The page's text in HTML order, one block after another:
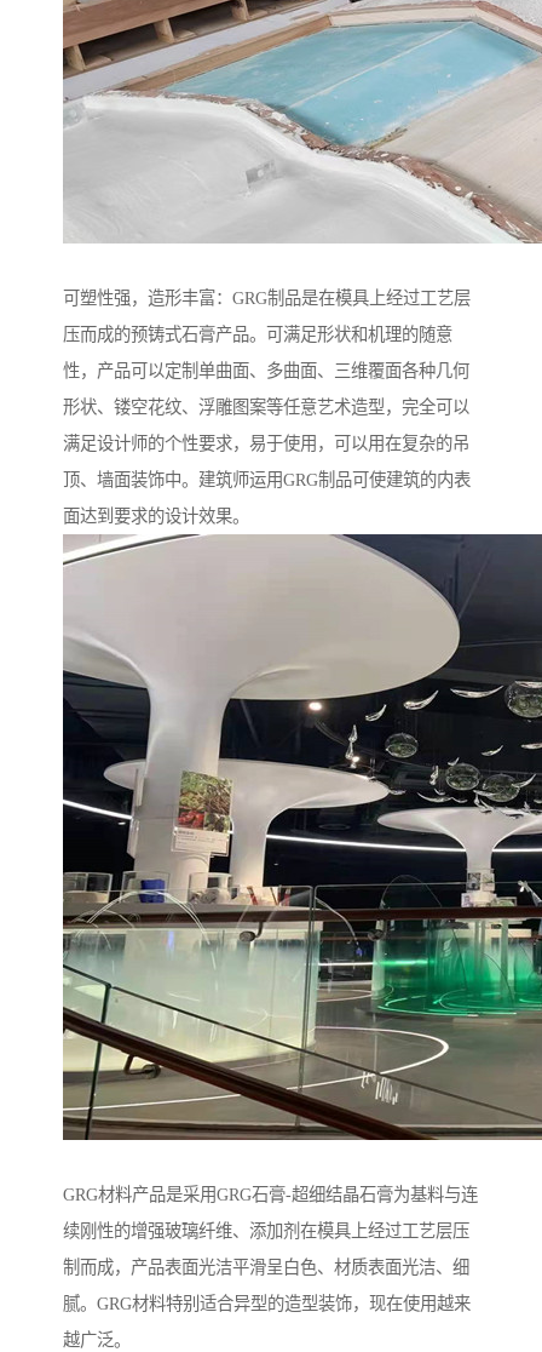
可塑性强，造形丰富：GRG制品是在模具上经过工艺层
压而成的预铸式石膏产品。可满足形状和机理的随意
性，产品可以定制单曲面、多曲面、三维覆面各种几何
形状、镂空花纹、浮雕图案等任意艺术造型，完全可以
满足设计师的个性要求，易于使用，可以用在复杂的吊
顶、墙面装饰中。建筑师运用GRG制品可使建筑的内表
面达到要求的设计效果。
GRG材料产品是采用GRG石膏-超细结晶石膏为基料与连
续刚性的增强玻璃纤维、添加剂在模具上经过工艺层压
制而成，产品表面光洁平滑呈白色、材质表面光洁、细
腻。GRG材料特别适合异型的造型装饰，现在使用越来
越广泛。